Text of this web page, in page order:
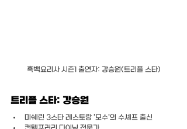
흑백요리사 시즌1 출연자: 강승원(트리플 스타)
트리플 스타: 강승원
미쉐린 3스타 레스토랑 '모수'의 수셰프 출신